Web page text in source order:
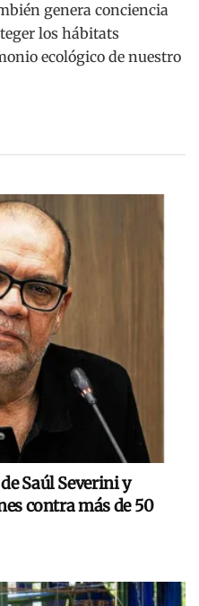
genera conciencia
los hábitats
ecológico de nuestro
Saúl Severini y
contra más de 50